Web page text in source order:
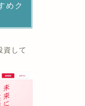
めク
資して